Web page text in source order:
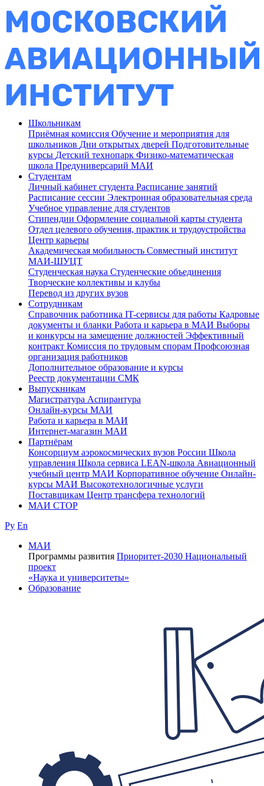
Школьникам
Приёмная комиссия Обучение и мероприятия для
школьников Дни открытых дверей Подготовительные
курсы Детский технопарк Физико-математическая
школа Предуниверсарий МАИ
Студентам
Личный кабинет студента Расписание занятий
Расписание сессии Электронная образовательная среда
Учебное управление для студентов
Стипендии Оформление социальной карты студента
Отдел целевого обучения, практик и трудоустройства
Центр карьеры
Академическая мобильность Совместный институт
МАИ-ШУЦТ
Студенческая наука Студенческие объединения
Творческие коллективы и клубы
Перевод из других вузов
Сотрудникам
Cправочник работника IT-сервисы для работы Кадровые
документы и бланки Работа и карьера в МАИ Выборы
и конкурсы на замещение должностей Эффективный
контракт Комиссия по трудовым спорам Профсоюзная
организация работников
Дополнительное образование и курсы
Реестр документации СМК
Выпускникам
Магистратура Аспирантура
Онлайн-курсы МАИ
Работа и карьера в МАИ
Интернет-магазин МАИ
Партнёрам
Консорциум аэрокосмических вузов России Школа
управления Школа сервиса LEAN-школа Авиационный
учебный центр МАИ Корпоративное обучение Онлайн-
курсы МАИ Высокотехнологичные услуги
Поставщикам Центр трансфера технологий
МАИ СТОР
Ру En
МАИ
Программы развития Приоритет-2030 Национальный
проект
«Наука и университеты»
Образование